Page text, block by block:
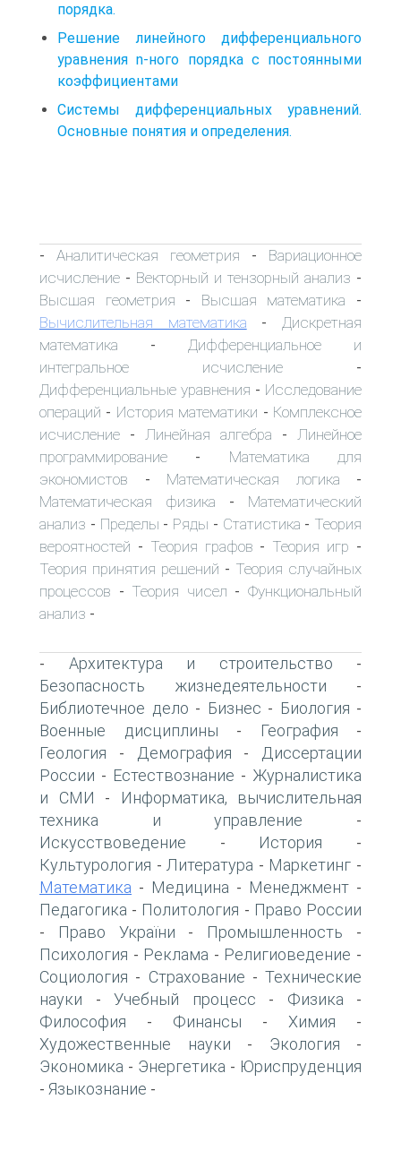
порядка.
Решение линейного дифференциального
уравнения n-ного порядка с постоянными
коэффициентами
Системы дифференциальных уравнений.
Основные понятия и определения.
- Аналитическая геометрия - Вариационное
исчисление - Векторный и тензорный анализ -
Высшая геометрия - Высшая математика -
Вычислительная математика -Дискретная
математика - Дифференциальное и
интегральное исчисление -
Дифференциальные уравнения - Исследование
операций - История математики - Комплексное
исчисление - Линейная алгебра - Линейное
программирование - Математика для
экономистов - Математическая логика -
Математическая физика - Математический
анализ - Пределы - Ряды - Статистика - Теория
вероятностей - Теория графов - Теория игр -
Теория принятия решений - Теория случайных
процессов - Теория чисел -Функциональный
анализ -
- Архитектура и строительство -
Безопасность жизнедеятельности -
Библиотечное дело - Бизнес - Биология -
Военные дисциплины - География -
Геология - Демография -
Диссертации
России - Естествознание - Журналистика
и СМИ -
Информатика, вычислительная
техника и управление -
Искусствоведение - История -
Культурология -Литература - Маркетинг -
Математика - Медицина - Менеджмент -
Педагогика - Политология - Право России
- Право України - Промышленность -
Психология - Реклама - Религиоведение -
Социология - Страхование - Технические
науки - Учебный процесс - Физика -
Философия - Финансы - Химия -
Художественные науки - Экология -
Экономика - Энергетика - Юриспруденция
- Языкознание -